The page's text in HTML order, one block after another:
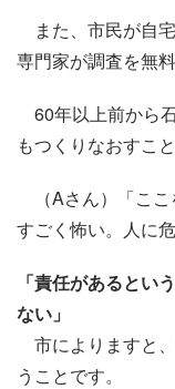
また、市民が自
専門家が調査を無
60年以上前から
もつくりなおすこ
（Aさん）「ここ
すごく怖い。人に
「責任があるとい
ない」
市によりますと
うことです。